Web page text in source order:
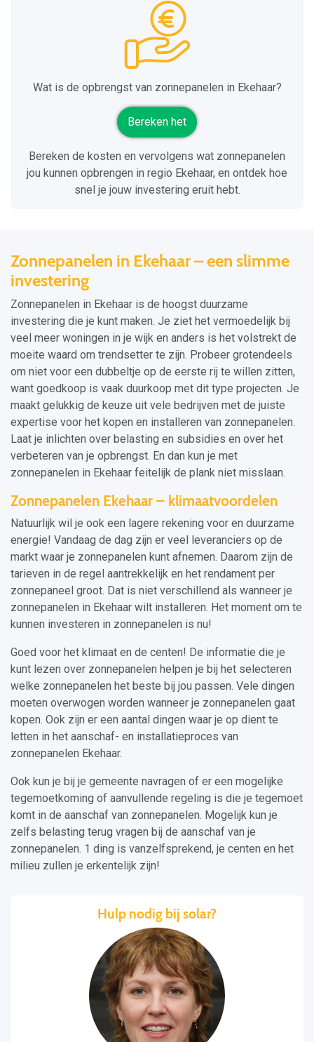
Wat is de opbrengst van zonnepanelen in Ekehaar?
Bereken het
Bereken de kosten en vervolgens wat zonnepanelen
jou kunnen opbrengen in regio Ekehaar, en ontdek hoe
snel je jouw investering eruit hebt.
Zonnepanelen in Ekehaar – een slimme
investering
Zonnepanelen in Ekehaar is de hoogst duurzame
investering die je kunt maken. Je ziet het vermoedelijk bij
veel meer woningen in je wijk en anders is het volstrekt de
moeite waard om trendsetter te zijn. Probeer grotendeels
om niet voor een dubbeltje op de eerste rij te willen zitten,
want goedkoop is vaak duurkoop met dit type projecten. Je
maakt gelukkig de keuze uit vele bedrijven met de juiste
expertise voor het kopen en installeren van zonnepanelen.
Laat je inlichten over belasting en subsidies en over het
verbeteren van je opbrengst. En dan kun je met
zonnepanelen in Ekehaar feitelijk de plank niet misslaan.
Zonnepanelen Ekehaar – klimaatvoordelen
Natuurlijk wil je ook een lagere rekening voor en duurzame
energie! Vandaag de dag zijn er veel leveranciers op de
markt waar je zonnepanelen kunt afnemen. Daarom zijn de
tarieven in de regel aantrekkelijk en het rendament per
zonnepaneel groot. Dat is niet verschillend als wanneer je
zonnepanelen in Ekehaar wilt installeren. Het moment om te
kunnen investeren in zonnepanelen is nu!
Goed voor het klimaat en de centen! De informatie die je
kunt lezen over zonnepanelen helpen je bij het selecteren
welke zonnepanelen het beste bij jou passen. Vele dingen
moeten overwogen worden wanneer je zonnepanelen gaat
kopen. Ook zijn er een aantal dingen waar je op dient te
letten in het aanschaf- en installatieproces van
zonnepanelen Ekehaar.
Ook kun je bij je gemeente navragen of er een mogelijke
tegemoetkoming of aanvullende regeling is die je tegemoet
komt in de aanschaf van zonnepanelen. Mogelijk kun je
zelfs belasting terug vragen bij de aanschaf van je
zonnepanelen. 1 ding is vanzelfsprekend, je centen en het
milieu zullen je erkentelijk zijn!
Hulp nodig bij solar?